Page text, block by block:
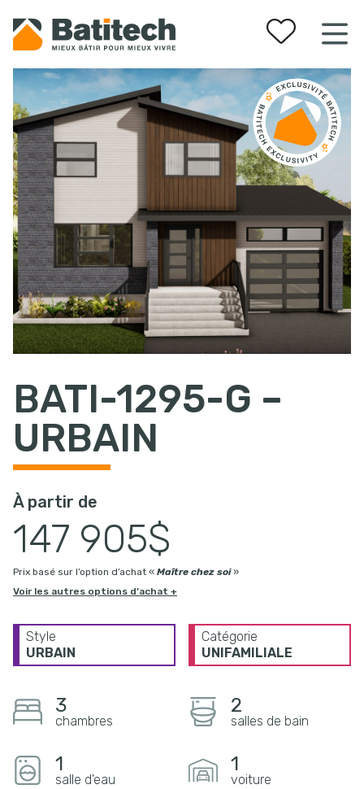
Vos favoris
BATI-1295-G –
URBAIN
À partir de
147 905$
Prix basé sur l’option d’achat « Maître chez soi»
Voir les autres options d’achat +
Style
URBAIN
Catégorie
UNIFAMILIALE
3
chambres
2
salles de bain
1
salle d'eau
1
voiture